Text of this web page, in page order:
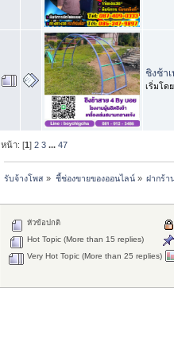
ชิงช้า
เริ่มโดย
หน้า: [1]2 3 ...47
รับจ้างโพส » ชี้ช่องขายของออนไลน์» ฝากร้า
หัวข้อปกติ
Hot Topic (More than 15 replies)
Very Hot Topic (More than 25 replies)